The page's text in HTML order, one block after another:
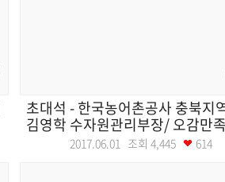
초대석 - 한국농어촌공사 충북지
김영학 수자원관리부장/ 오감만
2017.06.01 조회 4,445 614